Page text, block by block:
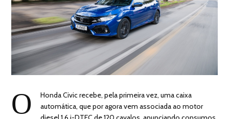
O
Honda Civic recebe, pela primeira vez, uma caixa
automática, que por agora vem associada ao motor